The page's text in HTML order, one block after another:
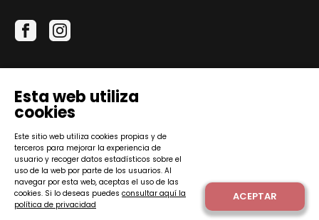
Esta web utiliza
cookies
Este sitio web utiliza cookies propias y de
terceros para mejorar la experiencia de
usuario y recoger datos estadísticos sobre el
uso de la web por parte de los usuarios. Al
navegar por esta web, aceptas el uso de las
cookies. Si lo deseas puedes consultar aquí la
política de privacidad
ACEPTAR
Consejo Regulador de la Denominación de Origen
Protegida Valencia © 2026.